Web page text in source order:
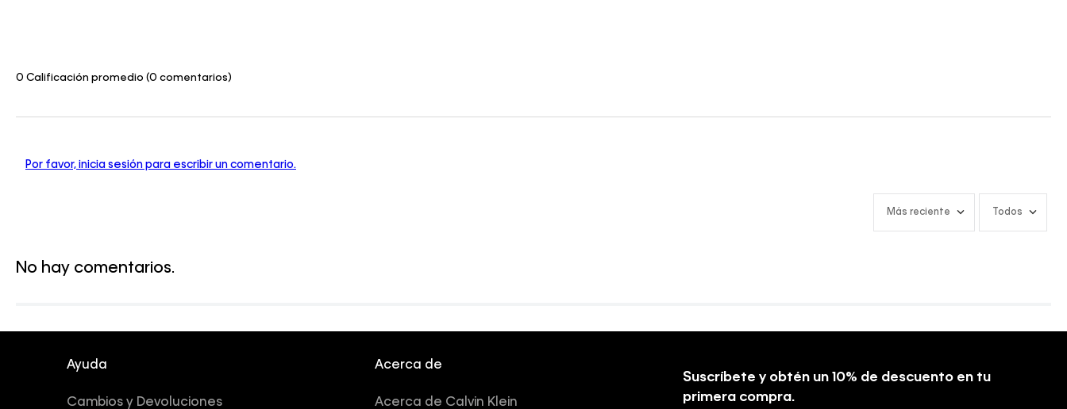
0 Calificación promedio (0 comentarios)
Por favor, inicia sesión para escribir un comentario.
Más reciente Todos
No hay comentarios.
Ayuda
Cambios y Devoluciones
Acerca de
Acerca de Calvin Klein
Suscríbete y obtén un 10% de descuento en tu
primera compra.